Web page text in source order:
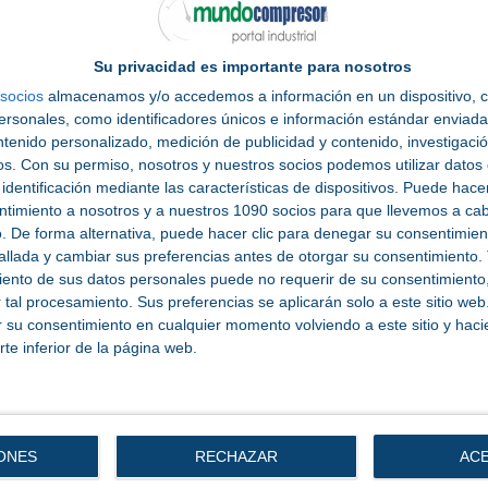
Su privacidad es importante para nosotros
socios almacenamos y/o accedemos a información en un dispositivo,
como identificadores únicos e información estándar
personalizado, medición de publicidad y contenido,
Con su permiso, nosotros y nuestros socios podemos utilizar datos
mediante las características de dispositivos. Puede
a nosotros y a nuestros 1090 socios para que llevemos a
De forma alternativa, puede hacer clic para denegar su
y cambiar sus preferencias antes de otorgar su consentimiento.
de sus datos personales puede no requerir de su
procesamiento. Sus preferencias se aplicarán solo a este sitio
consentimiento en cualquier momento volviendo a este sitio y
inferior de la página web.
RECHAZAR
de representantes de Italia, Polonia, Turquía, Bulgaria,
otros países. El área incorporará además un Speakers’
de sus respectivos países.
participación de visitantes extranjeros/as adquirirá
internacional que en esta edición se ha
de esos países destacados, entre los que también se
Turquía, Portugal, Marruecos, Reino Unido,
Bajos, cuyos delegados/as recorrerán los seis
sus empresas y respuestas llave en mano para sus
del Hosted Buyers’ Programme, que facilitará reuniones
as. El equipo de visitantes está ya cerrando los
en representación de más de una veintena de países.
responde a una intensa labor de promoción exterior en
tecnológica de alto valor y captar visitantes